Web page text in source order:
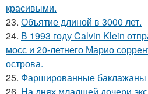
красивыми.
23. Объятие длиной в 3000 лет.
24. В 1993 году Calvin Klein
мосс и 20-летнего Марио
острова.
25. Фаршированные